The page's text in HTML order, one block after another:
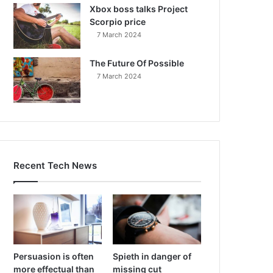
Xbox boss talks Project
Scorpio price
7 March 2024
The Future Of Possible
7 March 2024
Recent Tech News
Persuasion is often
more effectual than
Spieth in danger of
missing cut